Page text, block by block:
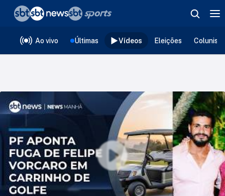
Ao vivo Últimas Vídeos Eleições
❮voltar
Editorias